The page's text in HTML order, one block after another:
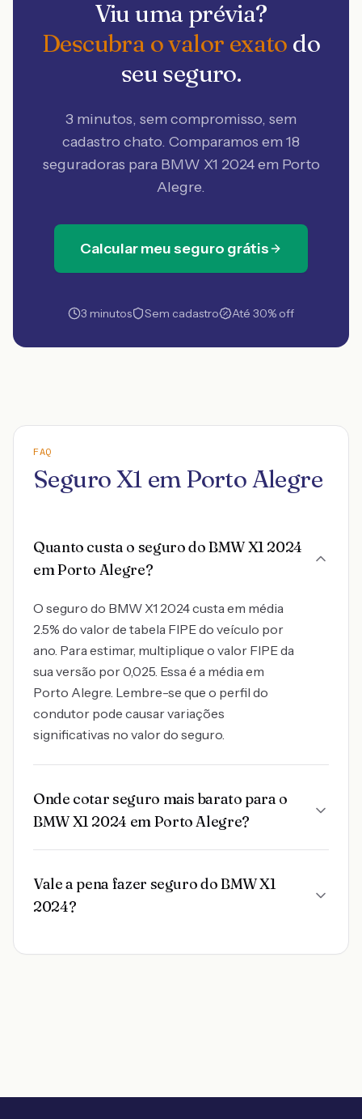
Viu uma prévia?
Descubra o valor exato do
seu seguro.
3 minutos, sem compromisso, sem
cadastro chato. Comparamos em 18
seguradoras para BMW X1 2024 em Porto
Alegre.
Calcular meu seguro grátis
3 minutos Sem cadastro Até 30% off
FAQ
Seguro X1 em Porto Alegre
Quanto custa o seguro do BMW X1 2024
em Porto Alegre?
O seguro do BMW X1 2024 custa em média
2.5% do valor de tabela FIPE do veículo por
ano. Para estimar, multiplique o valor FIPE da
sua versão por 0,025. Essa é a média em
Porto Alegre. Lembre-se que o perfil do
condutor pode causar variações
significativas no valor do seguro.
Onde cotar seguro mais barato para o
BMW X1 2024 em Porto Alegre?
Vale a pena fazer seguro do BMW X1
2024?